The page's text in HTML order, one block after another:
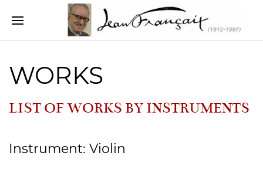
WORKS
LIST OF WORKS BY INSTRUMENTS
Instrument: Violin